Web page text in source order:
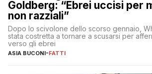
Goldberg: “Ebrei uccisi per
non razziali”
Dopo lo scivolone dello scorso gennaio,
stata costretta a tornare a scusarsi per
verso gli ebrei
ASIA BUCONI-FATTI